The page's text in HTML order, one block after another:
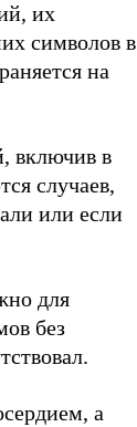
их
символов в
на
включив в
случаев,
или если
для
без
а